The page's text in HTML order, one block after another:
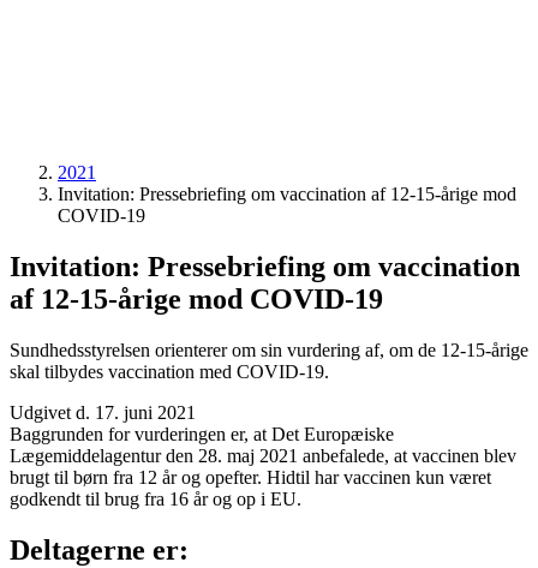
2021
Invitation: Pressebriefing om vaccination af 12-15-årige mod
COVID-19
Invitation: Pressebriefing om vaccination
af 12-15-årige mod COVID-19
Sundhedsstyrelsen orienterer om sin vurdering af, om de 12-15-årige
skal tilbydes vaccination med COVID-19.
Udgivet d. 17. juni 2021
Baggrunden for vurderingen er, at Det Europæiske
Lægemiddelagentur den 28. maj 2021 anbefalede, at vaccinen blev
brugt til børn fra 12 år og opefter. Hidtil har vaccinen kun været
godkendt til brug fra 16 år og op i EU.
Deltagerne er: